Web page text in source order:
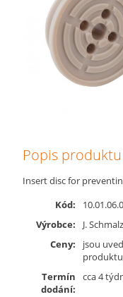
Popis produktu
Insert disc for
Kód:
Výrobce:
J.
Ceny:
jsou
Termín
dodání:
cca 4